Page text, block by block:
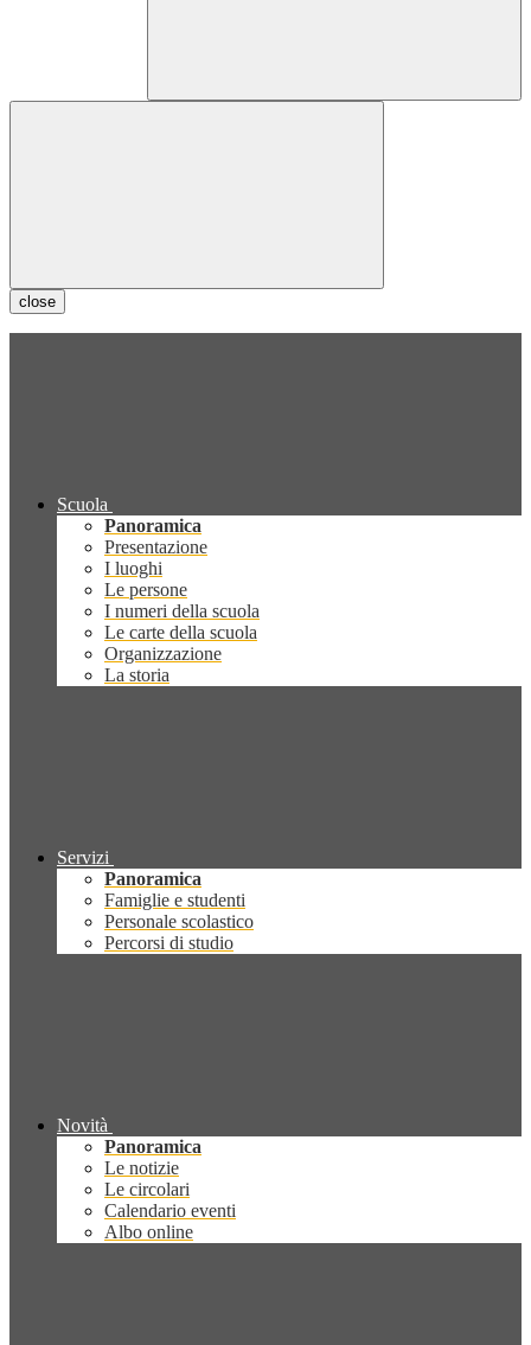
close
Scuola
Panoramica
Presentazione
I luoghi
Le persone
I numeri della scuola
Le carte della scuola
Organizzazione
La storia
Servizi
Panoramica
Famiglie e studenti
Personale scolastico
Percorsi di studio
Novità
Panoramica
Le notizie
Le circolari
Calendario eventi
Albo online